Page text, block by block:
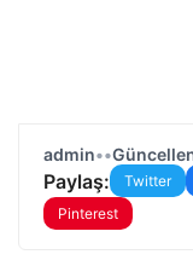
admin••
Paylaş: Twitter
Pinterest